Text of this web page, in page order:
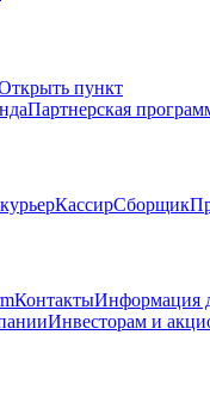
пункт
Партнерская
КассирСборщик
КонтактыИнформация
Инвесторам и